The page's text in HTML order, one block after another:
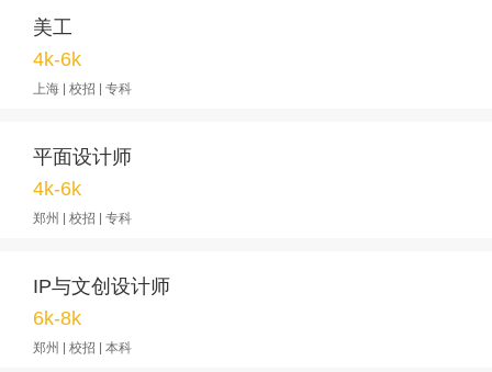
美工
4k-6k
上海 | 校招 | 专科
平面设计师
4k-6k
郑州 | 校招 | 专科
IP与文创设计师
6k-8k
郑州 | 校招 | 本科